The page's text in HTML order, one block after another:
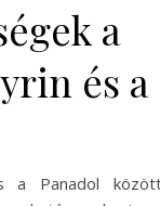
a
és a
a Panadol